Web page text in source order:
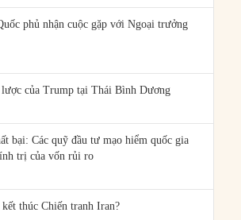
phủ nhận cuộc gặp với Ngoại trưởng
của Trump tại Thái Bình Dương
bại: Các quỹ đầu tư mạo hiểm quốc gia
trị của vốn rủi ro
thúc Chiến tranh Iran?